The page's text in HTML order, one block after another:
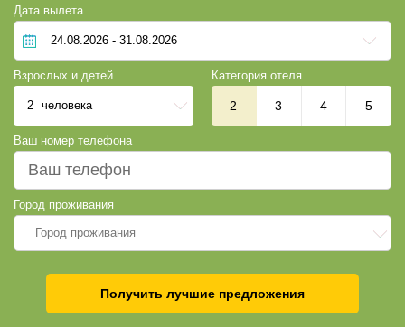
Дата вылета
Взрослых и детей
2 человека
Категория отеля
2 3 4 5
Ваш номер телефона
Город проживания
Город проживания
Получить лучшие предложения